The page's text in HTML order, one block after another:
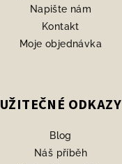
Napište nám
Kontakt
Moje objednávka
UŽITEČNÉ ODKAZY
Blog
Náš příběh